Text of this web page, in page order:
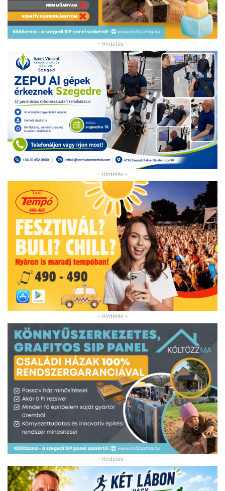
- Hirdetés -
- Hirdetés -
- Hirdetés -
- Hirdetés -